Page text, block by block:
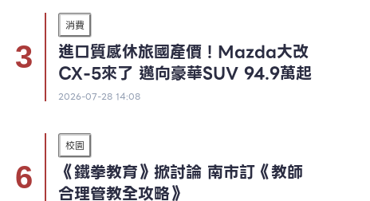
消費
進口質感休旅國產價！Mazda大改
CX-5來了 邁向豪華SUV 94.9萬起
2026-07-28 14:08
校園
《鐵拳教育》掀討論 南市訂《教師
合理管教全攻略》